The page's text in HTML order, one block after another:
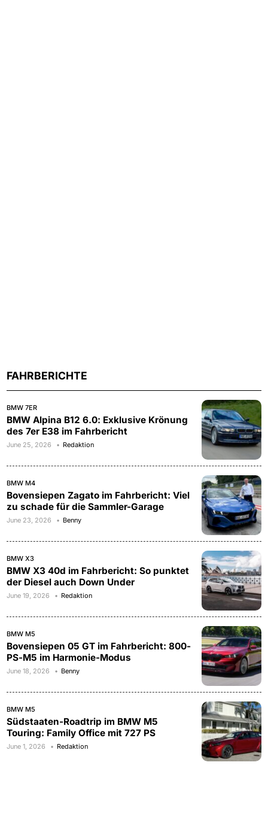
FAHRBERICHTE
BMW 7ER
BMW Alpina B12 6.0: Exklusive Krönung
des 7er E38 im Fahrbericht
June 25, 2026 Redaktion
BMW M4
Bovensiepen Zagato im Fahrbericht: Viel
zu schade für die Sammler-Garage
June 23, 2026 Benny
BMW X3
BMW X3 40d im Fahrbericht: So punktet
der Diesel auch Down Under
June 19, 2026 Redaktion
BMW M5
Bovensiepen 05 GT im Fahrbericht: 800-
PS-M5 im Harmonie-Modus
June 18, 2026 Benny
BMW M5
Südstaaten-Roadtrip im BMW M5
Touring: Family Office mit 727 PS
June 1, 2026 Redaktion